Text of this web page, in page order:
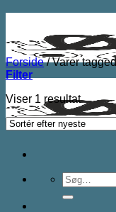
Søg
efter:
Forside /Varer
Filter
Viser 1 resultat